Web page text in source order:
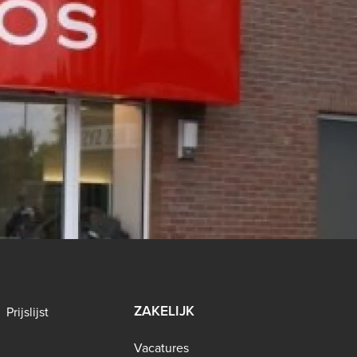
Prijslijst ZAKELIJK
Vacatures